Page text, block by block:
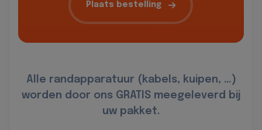
Plaats bestelling
Alle randapparatuur (kabels, kuipen, …)
worden door ons GRATIS meegeleverd bij
uw pakket.